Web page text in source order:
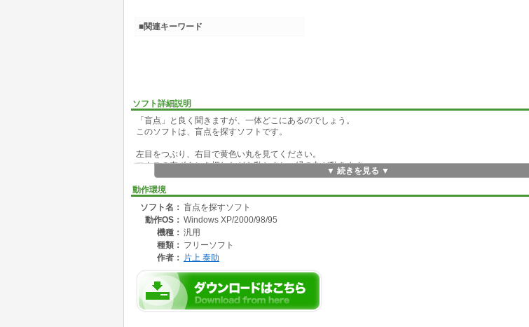
ソフト詳細説明
「盲点」と良く聞きますが、一体どこにあるのでしょう。
このソフトは、盲点を探すソフトです。
左目をつぶり、右目で黄色い丸を見てください。
マウスの左ボタンを押しながら動かすと、緑の丸が動きます。
緑の丸が見えないところがあります。
そこがあなたの「盲点」です。
マウスの右ボタンを押して動かすと盲点の大きさがわかります。
また、ただ押すと逆の目の盲点が探せます。
▼ 続きを見る ▼
動作環境
ソフト名： 盲点を探すソフト
動作OS： Windows XP/2000/98/95
機種： 汎用
種類： フリーソフト
作者：
片上 泰助
■関連キーワード